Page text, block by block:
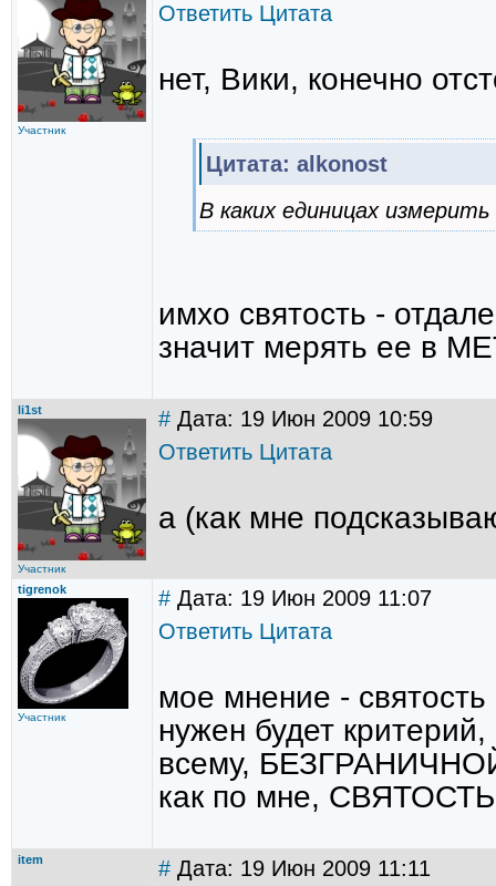
Участник
Ответить Цитата
нет, Вики, конечно
Цитата: alkonost
В каких единицах
имхо святость -
значит мерять ее в
li1st
Участник
# Дата: 19 Июн 2009 10:59
Ответить Цитата
а (как мне
tigrenok
Участник
# Дата: 19 Июн 2009 11:07
Ответить Цитата
мое мнение -
нужен будет
всему,
как по мне,
item # Дата: 19 Июн 2009 11:11